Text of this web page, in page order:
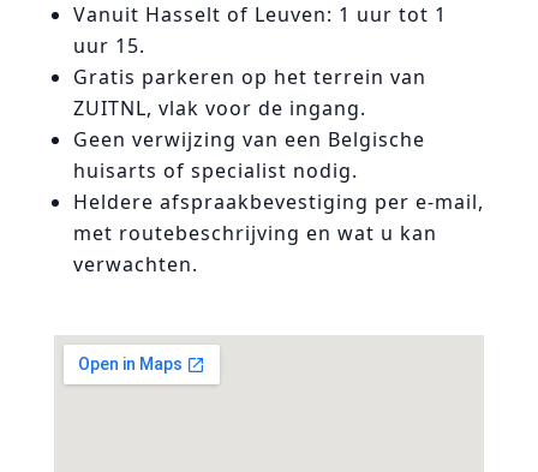
Vanuit Hasselt of Leuven: 1 uur tot 1
uur 15.
Gratis parkeren op het terrein van
ZUITNL, vlak voor de ingang.
Geen verwijzing van een Belgische
huisarts of specialist nodig.
Heldere afspraakbevestiging per e-mail,
met routebeschrijving en wat u kan
verwachten.